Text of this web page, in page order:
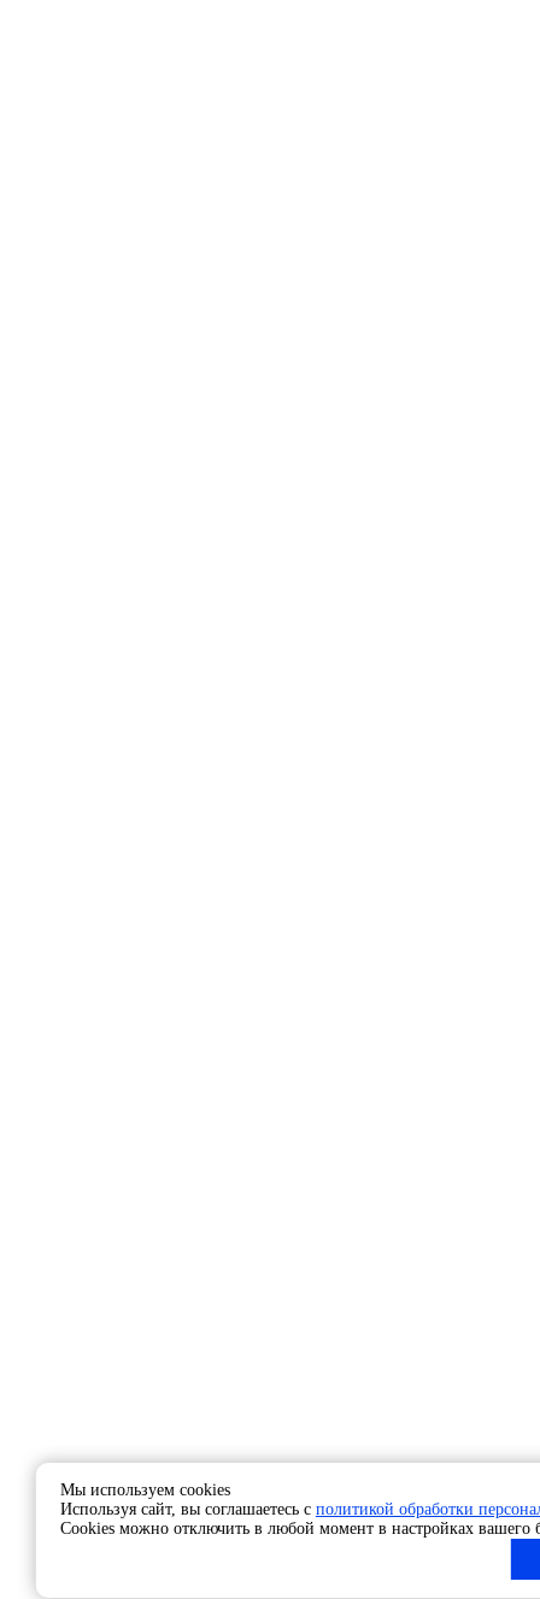
Мы используем cookies
Используя сайт, вы соглашаетесь с политикой обработки
Cookies можно отключить в любой момент в настройках вашего